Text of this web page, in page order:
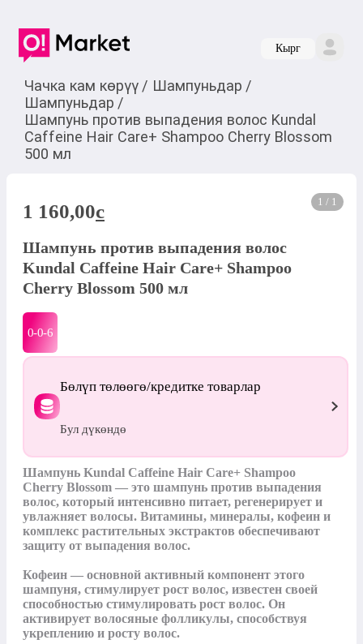
Кырг
Чачка кам көрүү / Шампуньдар /
Шампуньдар /
Шампунь против выпадения волос Kundal
Caffeine Hair Care+ Shampoo Cherry Blossom
500 мл
1 / 1
1 160,00c
Шампунь против выпадения волос
Kundal Caffeine Hair Care+ Shampoo
Cherry Blossom 500 мл
0-0-6
Бөлүп төлөөгө/кредитке товарлар
Бул дүкөндө
Шампунь Kundal Caffeine Hair Care+ Shampoo
Cherry Blossom — это шампунь против выпадения
волос, который интенсивно питает, регенерирует и
увлажняет волосы. Витамины, минералы, кофеин и
комплекс растительных экстрактов обеспечивают
защиту от выпадения волос.
Кофеин — основной активный компонент этого
шампуня, стимулирует рост волос, известен своей
способностью стимулировать рост волос. Он
активирует волосяные фолликулы, способствуя
укреплению и росту волос.